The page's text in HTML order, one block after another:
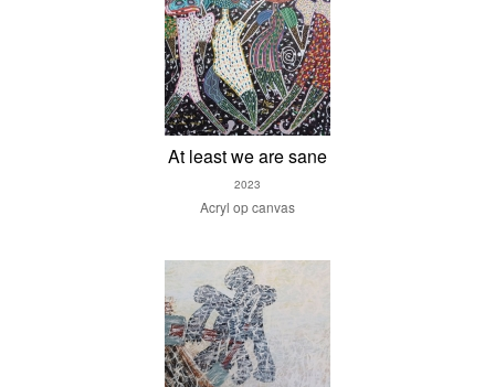
At least we are sane
2023
Acryl op canvas